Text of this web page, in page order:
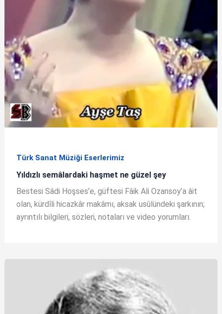
Türk Sanat Müziği Eserlerimiz
Yıldızlı semâlardaki haşmet ne güzel şey
Bestesi Sâdi Hoşses’e, güftesi Fâik Ali Ozansoy’a âit
olan, kürdîli hicazkâr makâmı, aksak usûlündeki şarkının;
ayrıntılı bilgileri, sözleri, notaları ve video yorumları.